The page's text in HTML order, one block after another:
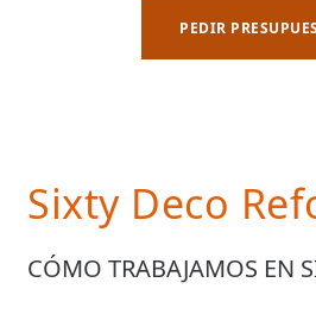
PEDIR
Sixty Deco
CÓMO TRABAJAMOS EN